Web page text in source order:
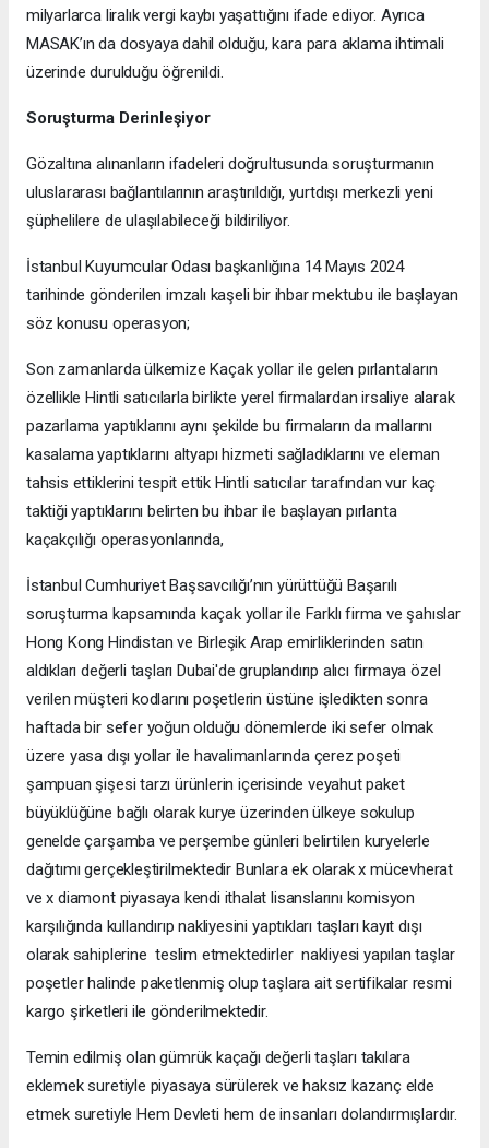
milyarlarca liralık vergi kaybı yaşattığını ifade ediyor. Ayrıca
MASAK’ın da dosyaya dahil olduğu, kara para aklama ihtimali
üzerinde durulduğu öğrenildi.
Soruşturma Derinleşiyor
Gözaltına alınanların ifadeleri doğrultusunda soruşturmanın
uluslararası bağlantılarının araştırıldığı, yurtdışı merkezli yeni
şüphelilere de ulaşılabileceği bildiriliyor.
İstanbul Kuyumcular Odası başkanlığına 14 Mayıs 2024
tarihinde gönderilen imzalı kaşeli bir ihbar mektubu ile başlayan
söz konusu operasyon;
Son zamanlarda ülkemize Kaçak yollar ile gelen pırlantaların
özellikle Hintli satıcılarla birlikte yerel firmalardan irsaliye alarak
pazarlama yaptıklarını aynı şekilde bu firmaların da mallarını
kasalama yaptıklarını altyapı hizmeti sağladıklarını ve eleman
tahsis ettiklerini tespit ettik Hintli satıcılar tarafından vur kaç
taktiği yaptıklarını belirten bu ihbar ile başlayan pırlanta
kaçakçılığı operasyonlarında,
İstanbul Cumhuriyet Başsavcılığı’nın yürüttüğü Başarılı
soruşturma kapsamında kaçak yollar ile Farklı firma ve şahıslar
Hong Kong Hindistan ve Birleşik Arap emirliklerinden satın
aldıkları değerli taşları Dubai'de gruplandırıp alıcı firmaya özel
verilen müşteri kodlarını poşetlerin üstüne işledikten sonra
haftada bir sefer yoğun olduğu dönemlerde iki sefer olmak
üzere yasa dışı yollar ile havalimanlarında çerez poşeti
şampuan şişesi tarzı ürünlerin içerisinde veyahut paket
büyüklüğüne bağlı olarak kurye üzerinden ülkeye sokulup
genelde çarşamba ve perşembe günleri belirtilen kuryelerle
dağıtımı gerçekleştirilmektedir Bunlara ek olarak x mücevherat
ve x diamont piyasaya kendi ithalat lisanslarını komisyon
karşılığında kullandırıp nakliyesini yaptıkları taşları kayıt dışı
olarak sahiplerine teslim etmektedirler nakliyesi yapılan taşlar
poşetler halinde paketlenmiş olup taşlara ait sertifikalar resmi
kargo şirketleri ile gönderilmektedir.
Temin edilmiş olan gümrük kaçağı değerli taşları takılara
eklemek suretiyle piyasaya sürülerek ve haksız kazanç elde
etmek suretiyle Hem Devleti hem de insanları dolandırmışlardır.